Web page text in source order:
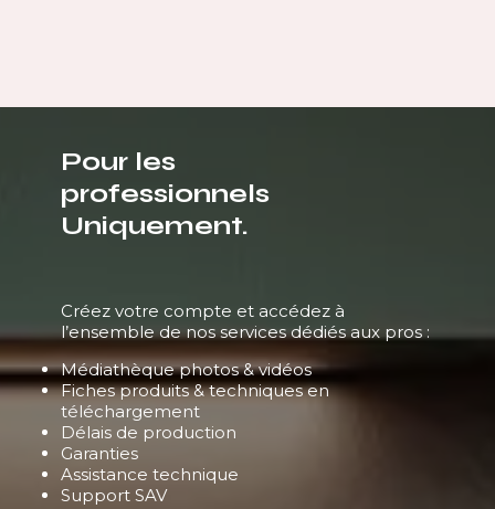
Pour les
professionnels
Uniquement.
Créez votre compte et accédez à
l’ensemble de nos services dédiés aux pros :
Médiathèque photos & vidéos
Fiches produits & techniques en
téléchargement
Délais de production
Garanties
Assistance technique
Support SAV